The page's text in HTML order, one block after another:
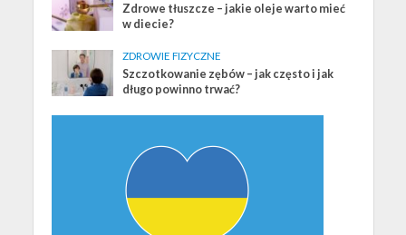
Zdrowe tłuszcze – jakie oleje warto mieć
w diecie?
ZDROWIE FIZYCZNE
Szczotkowanie zębów – jak często i jak
długo powinno trwać?